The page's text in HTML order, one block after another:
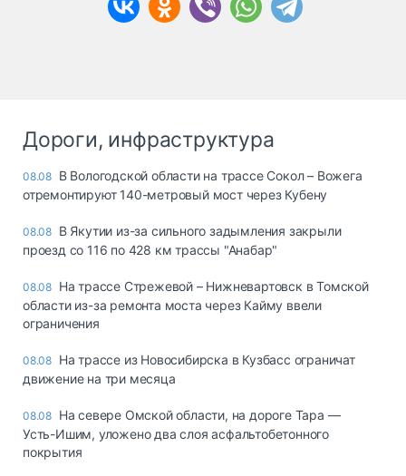
Дороги, инфраструктура
08.08 В Вологодской области на трассе Сокол – Вожега
отремонтируют 140-метровый мост через Кубену
08.08 В Якутии из-за сильного задымления закрыли
проезд со 116 по 428 км трассы "Анабар"
08.08 На трассе Стрежевой – Нижневартовск в Томской
области из-за ремонта моста через Кайму ввели
ограничения
08.08 На трассе из Новосибирска в Кузбасс ограничат
движение на три месяца
08.08 На севере Омской области, на дороге Тара —
Усть-Ишим, уложено два слоя асфальтобетонного
покрытия